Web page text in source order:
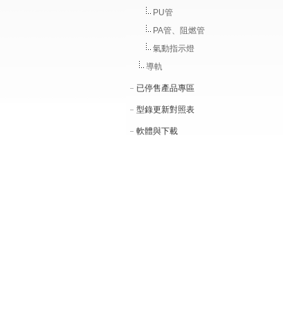
PU管
PA管、阻燃管
氣動指示燈
導軌
已停售產品專區
型錄更新對照表
軟體與下載